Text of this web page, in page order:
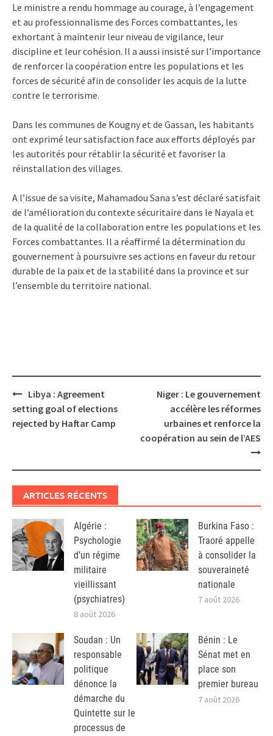
Le ministre a rendu hommage au courage, à l’engagement
et au professionnalisme des Forces combattantes, les
exhortant à maintenir leur niveau de vigilance, leur
discipline et leur cohésion. Il a aussi insisté sur l’importance
de renforcer la coopération entre les populations et les
forces de sécurité afin de consolider les acquis de la lutte
contre le terrorisme.
Dans les communes de Kougny et de Gassan, les habitants
ont exprimé leur satisfaction face aux efforts déployés par
les autorités pour rétablir la sécurité et favoriser la
réinstallation des villages.
A l’issue de sa visite, Mahamadou Sana s’est déclaré satisfait
de l’amélioration du contexte sécuritaire dans le Nayala et
de la qualité de la collaboration entre les populations et les
Forces combattantes. Il a réaffirmé la détermination du
gouvernement à poursuivre ses actions en faveur du retour
durable de la paix et de la stabilité dans la province et sur
l’ensemble du territoire national.
Post
navigation
Libya : Agreement
setting goal of elections
rejected by Haftar Camp
Niger : Le gouvernement
accélère les réformes
urbaines et renforce la
coopération au sein de l’AES
ARTICLES RÉCENTS
Algérie :
Psychologie
d’un régime
militaire
vieillissant
(psychiatres)
8 août 2026
Burkina Faso :
Traoré appelle
à consolider la
souveraineté
nationale
7 août 2026
Soudan : Un
responsable
politique
dénonce la
démarche du
Quintette sur le
processus de
Bénin : Le
Sénat met en
place son
premier bureau
7 août 2026